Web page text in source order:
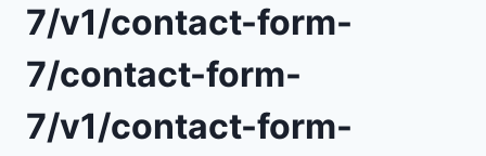
7/v1/contact-form-
7/contact-form-
7/v1/contact-form-